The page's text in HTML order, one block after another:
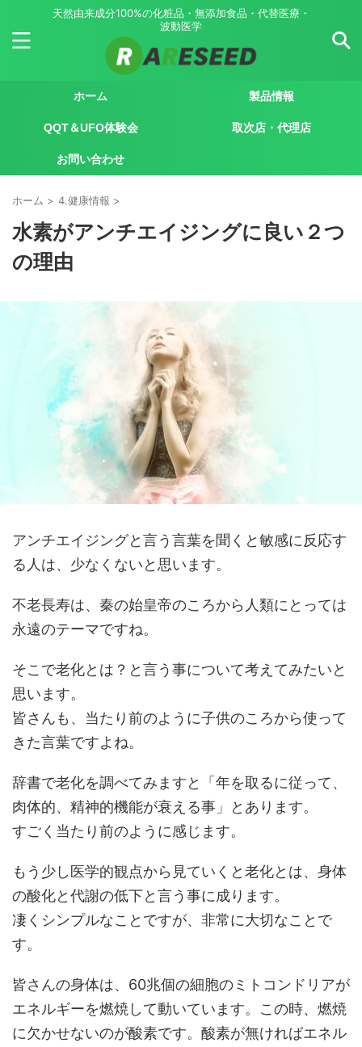
天然由来成分100%の化粧品・無添加食品・代替医療・
波動医学
ホーム 製品情報
QQT＆UFO体験会 取次店・代理店
お問い合わせ
ホーム > 4.健康情報 >
水素がアンチエイジングに良い２つ
の理由
アンチエイジングと言う言葉を聞くと敏感に反応す
る人は、少なくないと思います。
不老長寿は、秦の始皇帝のころから人類にとっては
永遠のテーマですね。
そこで老化とは？と言う事について考えてみたいと
思います。
皆さんも、当たり前のように子供のころから使って
きた言葉ですよね。
辞書で老化を調べてみますと「年を取るに従って、
肉体的、精神的機能が衰える事」とあります。
すごく当たり前のように感じます。
もう少し医学的観点から見ていくと老化とは、身体
の酸化と代謝の低下と言う事に成ります。
凄くシンプルなことですが、非常に大切なことで
す。
皆さんの身体は、60兆個の細胞のミトコンドリアが
エネルギーを燃焼して動いています。この時、燃焼
に欠かせないのが酸素です。酸素が無ければエネル